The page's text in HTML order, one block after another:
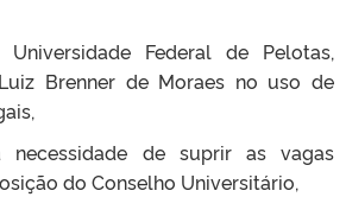
Federal de Pelotas,
Brenner de Moraes no uso de
a necessidade de suprir as vagas
do Conselho Universitário,